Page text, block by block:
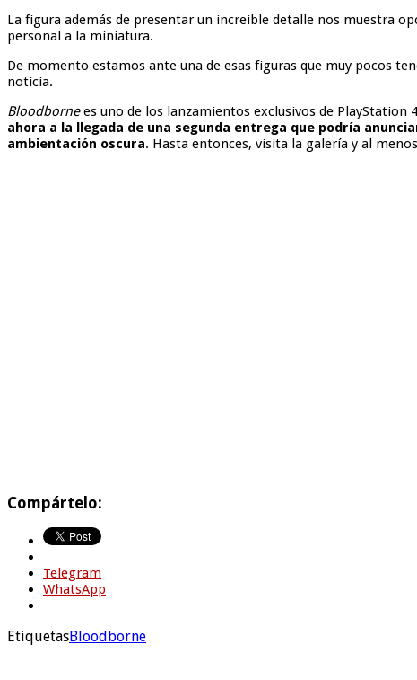
La figura además de presentar un increible detalle nos muestra
personal a la miniatura.
De momento estamos ante una de esas figuras que muy pocos
noticia.
Bloodbornees uno de los lanzamientos exclusivos de
ahora a la llegada de una segunda entrega que podría
ambientación oscura. Hasta entonces, visita la galería y al
Compártelo:
Telegram
WhatsApp
EtiquetasBloodborne